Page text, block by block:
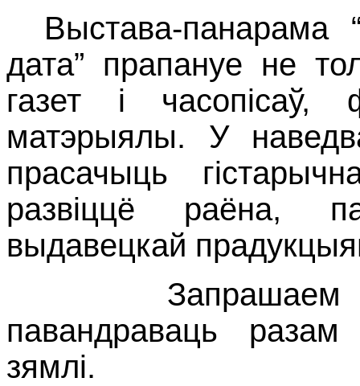
Выстава-панарама
дата” прапануе не
газет і часопісаў,
матэрыялы. У
прасачыць
развіццё раёна,
выдавецкай
Запрашаем
павандраваць
зямлі.